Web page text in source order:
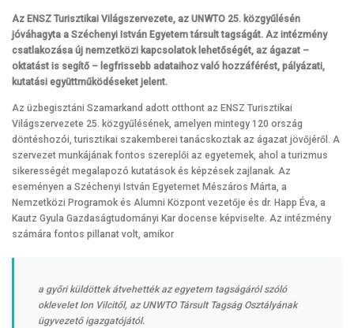
Az ENSZ Turisztikai Világszervezete, az UNWTO 25. közgyűlésén
jóváhagyta a Széchenyi István Egyetem társult tagságát. Az intézmény
csatlakozása új nemzetközi kapcsolatok lehetőségét, az ágazat –
oktatást is segítő – legfrissebb adataihoz való hozzáférést, pályázati,
kutatási együttműködéseket jelent.
Az üzbegisztáni Szamarkand adott otthont az ENSZ Turisztikai
Világszervezete 25. közgyűlésének, amelyen mintegy 120 ország
döntéshozói, turisztikai szakemberei tanácskoztak az ágazat jövőjéről. A
szervezet munkájának fontos szereplői az egyetemek, ahol a turizmus
sikerességét megalapozó kutatások és képzések zajlanak. Az
eseményen a Széchenyi István Egyetemet Mészáros Márta, a
Nemzetközi Programok és Alumni Központ vezetője és dr. Happ Éva, a
Kautz Gyula Gazdaságtudományi Kar docense képviselte. Az intézmény
számára fontos pillanat volt, amikor
a győri küldöttek átvehették az egyetem tagságáról szóló
oklevelet Ion Vilcitől, az UNWTO Társult Tagság Osztályának
ügyvezető igazgatójától.